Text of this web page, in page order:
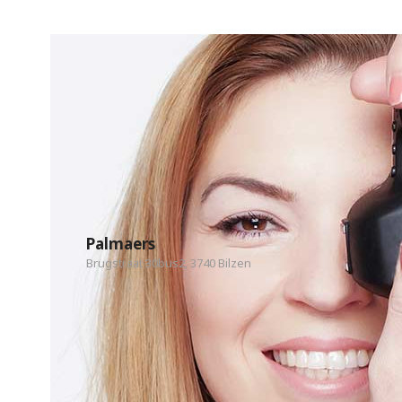
Palmaers
Brugstraat 30bus2, 3740 Bilzen